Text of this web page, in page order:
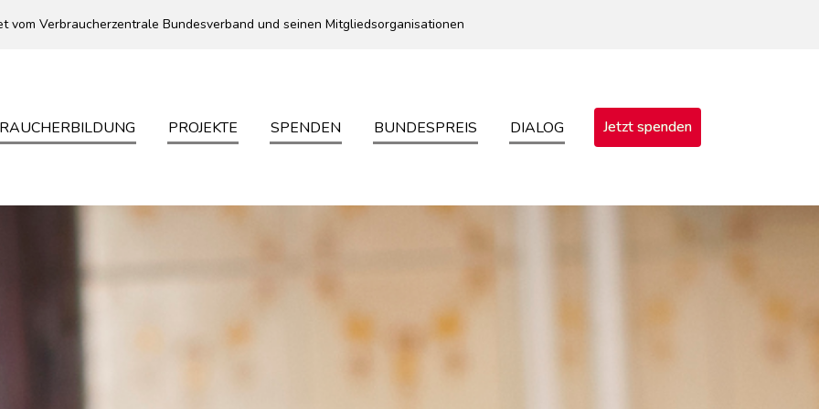
vom Verbraucherzentrale Bundesverband und seinen Mitgliedsorganisationen
PROJEKTE SPENDEN BUNDESPREIS DIALOG Jetzt spenden